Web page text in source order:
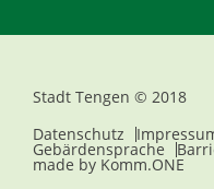
Stadt Tengen © 2018
Datenschutz
Gebärdensprache
made by Komm.ONE